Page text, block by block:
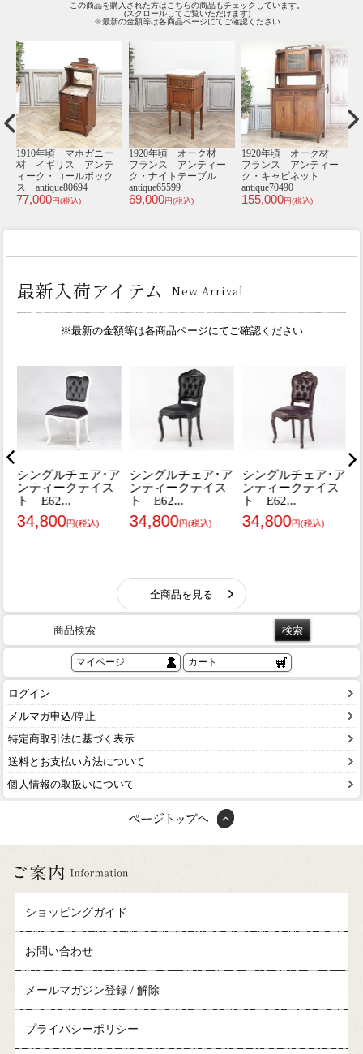
この商品を購入された方はこちらの商品もチェックしています。
(スクロールしてご覧いただけます)
※最新の金額等は各商品ページにてご確認ください
1910年頃 マホガニー
材 イギリス アンテ
ィーク・コールボック
ス antique80694
77,000円(税込)
1920年頃 オーク材
フランス アンティー
ク・ナイトテーブル
antique65599
69,000円(税込)
1920年頃 オーク材
フランス アンティー
ク・キャビネット
antique70490
155,000円(税込)
商品検索
マイページ カート
ログイン
メルマガ申込/停止
特定商取引法に基づく表示
送料とお支払い方法について
個人情報の取扱いについて
ショッピングガイド
お問い合わせ
メールマガジン登録 / 解除
プライバシーポリシー